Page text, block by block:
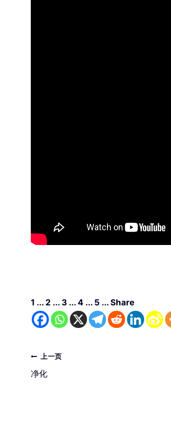
1 ... 2 ... 3 ... 4 ... 5 ... Share
文
章
上一页
净化